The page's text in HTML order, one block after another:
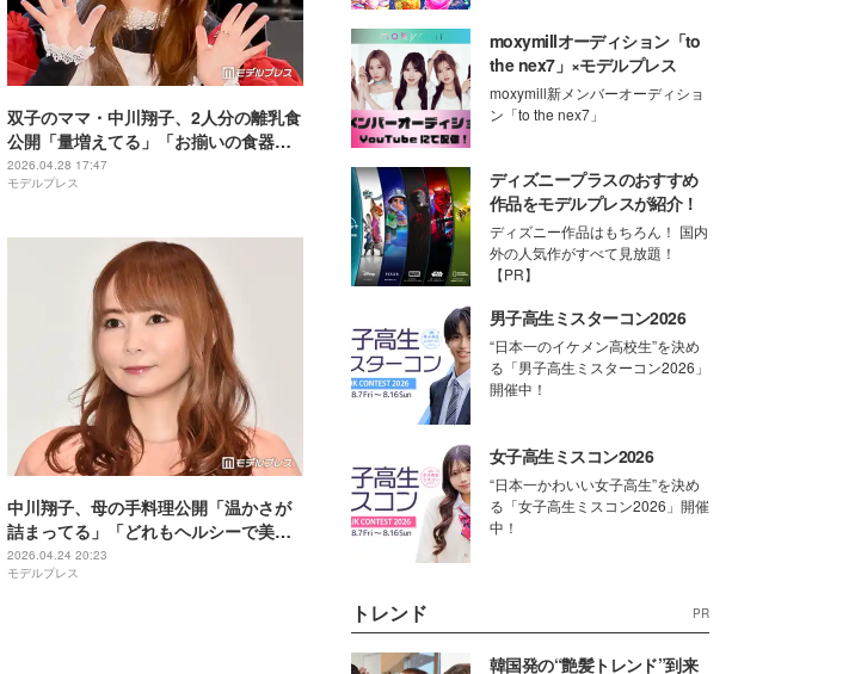
双子のママ・中川翔子、2人分の離乳食
公開「量増えてる」「お揃いの食器も
可愛い」の声
2026.04.28 17:47
モデルプレス
中川翔子、母の手料理公開「温かさが
詰まってる」「どれもヘルシーで美味
しそう」の声
2026.04.24 20:23
モデルプレス
moxymillオーディション「to
the nex7」×モデルプレス
moxymill新メンバーオーディショ
ン「to the nex7」
ディズニープラスのおすすめ
作品をモデルプレスが紹介！
ディズニー作品はもちろん！ 国内
外の人気作がすべて見放題！
【PR】
男子高生ミスターコン2026
“日本一のイケメン高校生”を決め
る「男子高生ミスターコン2026」
開催中！
女子高生ミスコン2026
“日本一かわいい女子高生”を決め
る「女子高生ミスコン2026」開催
中！
トレンド PR
韓国発の“艶髪トレンド”到来